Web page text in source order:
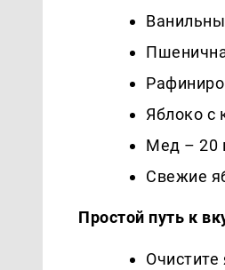
Яблоко с
Мед – 20
Свежие
Простой путь к